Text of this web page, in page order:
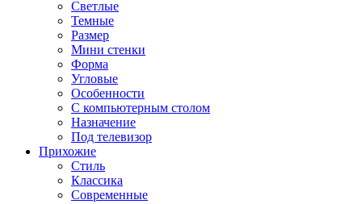
Светлые
Темные
Размер
Мини стенки
Форма
Угловые
Особенности
С компьютерным столом
Назначение
Под телевизор
Прихожие
Стиль
Классика
Современные